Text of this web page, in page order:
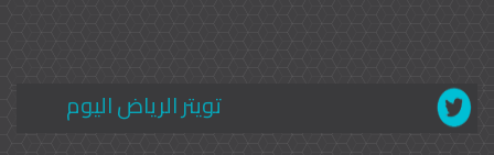
تويتر الرياض اليوم